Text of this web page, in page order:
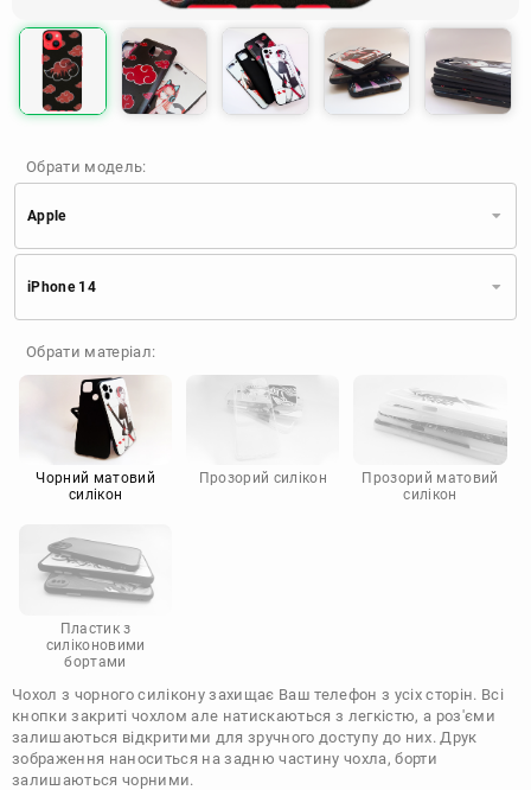
Обрати модель:
Apple
Apple
Huawei
TECNO
Google
Doogee
Infinix
Sony
Motorola
iPhone 14
Обрати матеріал:
Чорний матовий
силікон
Прозорий силікон
Прозорий матовий
силікон
Пластик з
силіконовими
бортами
Чохол з чорного силікону захищає Ваш телефон з усіх сторін. Всі
кнопки закриті чохлом але натискаються з легкістю, а роз'єми
залишаються відкритими для зручного доступу до них. Друк
зображення наноситься на задню частину чохла, борти
залишаються чорними.